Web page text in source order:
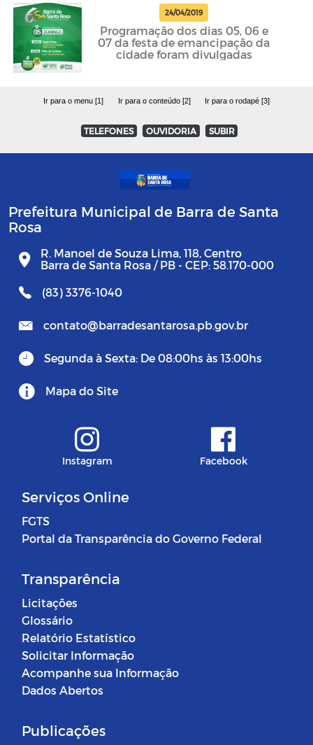
24/04/2019
Programação dos dias 05, 06 e
07 da festa de emancipação da
cidade foram divulgadas
Ir para o menu [1] Ir para o conteúdo [2] Ir para o rodapé [3]
TELEFONES OUVIDORIA SUBIR
Prefeitura Municipal de Barra de Santa
Rosa
R. Manoel de Souza Lima, 118, Centro
Barra de Santa Rosa / PB - CEP: 58.170-000
(83) 3376-1040
contato@barradesantarosa.pb.gov.br
Segunda à Sexta: De 08:00hs às 13:00hs
Mapa do Site
Instagram Facebook
Serviços Online
FGTS
Portal da Transparência do Governo Federal
Transparência
Licitações
Glossário
Relatório Estatístico
Solicitar Informação
Acompanhe sua Informação
Dados Abertos
Publicações